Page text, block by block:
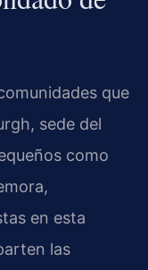
que
sede del
como
en esta
las